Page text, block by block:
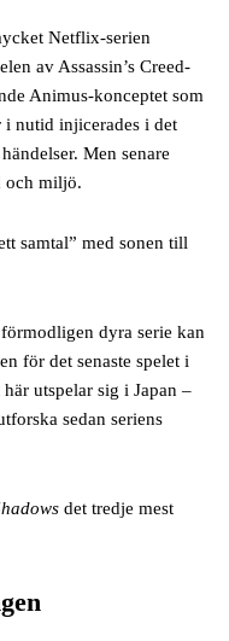
Netflix-serien
av Assassin’s Creed-
Animus-konceptet som
i nutid injicerades i det
Men senare
och miljö.
samtal” med sonen till
dyra serie kan
för det senaste spelet i
här utspelar sig i Japan –
sedan seriens
det tredje mest